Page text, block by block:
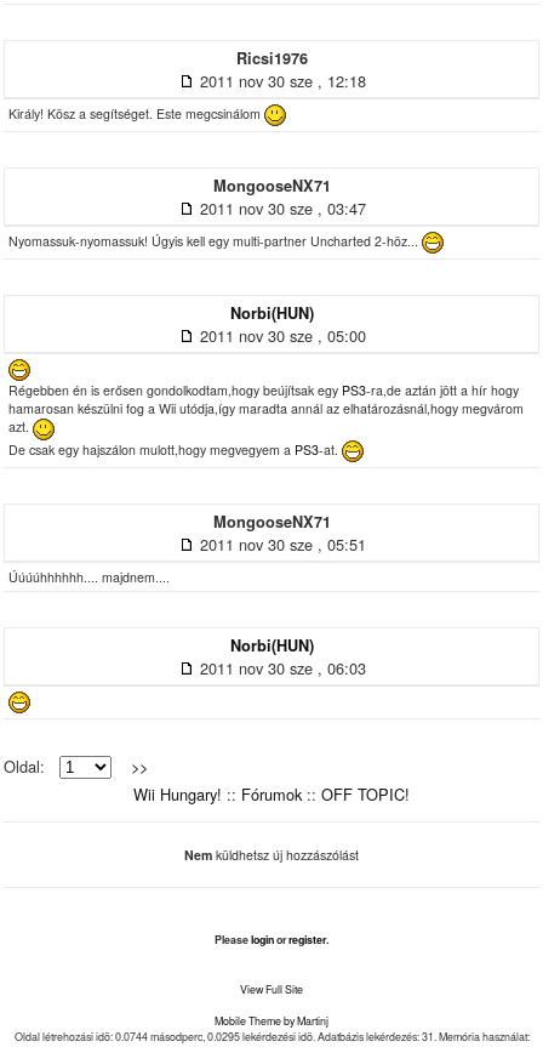
Ricsi1976
2011 nov 30 sze , 12:18
Király! Kösz a segítséget. Este megcsinálom
MongooseNX71
2011 nov 30 sze , 03:47
Nyomassuk-nyomassuk! Úgyis kell egy multi-partner Uncharted 2-höz...
Norbi(HUN)
2011 nov 30 sze , 05:00
Régebben én is erősen gondolkodtam,hogy beújítsak egy PS3-ra,de aztán jött a hír hogy
hamarosan készülni fog a Wii utódja,így maradta annál az elhatározásnál,hogy megvárom
azt.
De csak egy hajszálon mulott,hogy megvegyem a PS3-at.
MongooseNX71
2011 nov 30 sze , 05:51
Úúúúhhhhhh.... majdnem....
Norbi(HUN)
2011 nov 30 sze , 06:03
Oldal:
>>
Wii Hungary! :: Fórumok:: OFF TOPIC!
Nem küldhetsz új hozzászólást
Pleaseloginorregister.
View Full Site
Mobile Theme by Martinj
Oldal létrehozási idõ: 0.0744 másodperc, 0.0295 lekérdezési idõ. Adatbázis lekérdezés: 31. Memória használat: